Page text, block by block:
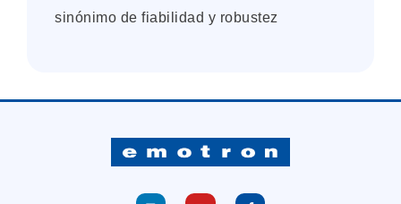
sinónimo de fiabilidad y robustez